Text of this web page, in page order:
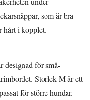
som är bra
hårt i kopplet.
designad för små-
Storlek M är ett
för större hundar.